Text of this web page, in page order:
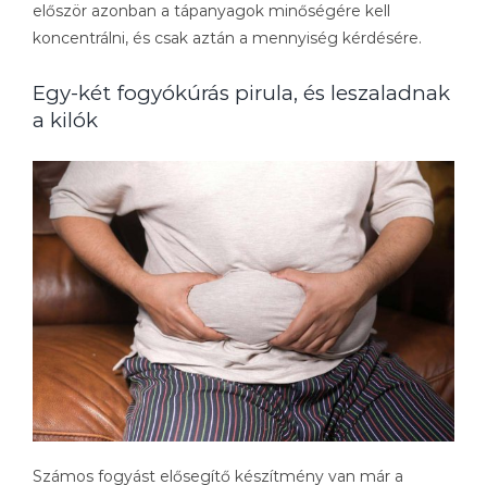
először azonban a tápanyagok minőségére kell
koncentrálni, és csak aztán a mennyiség kérdésére.
Egy-két fogyókúrás pirula, és leszaladnak
a kilók
Számos fogyást elősegítő készítmény van már a